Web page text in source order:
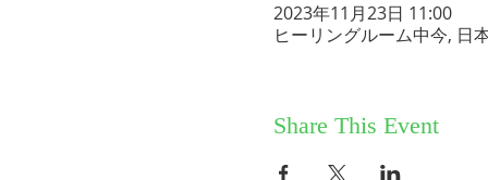
2023年11月23日 11:00
ヒーリングルーム中今, 日
Share This Event